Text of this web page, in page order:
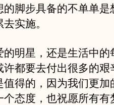
脚步具备的不单单是
实施。
明星，还是生活中的
都要去付出很多的艰
得的，因为我们更加
态度，也祝愿所有有